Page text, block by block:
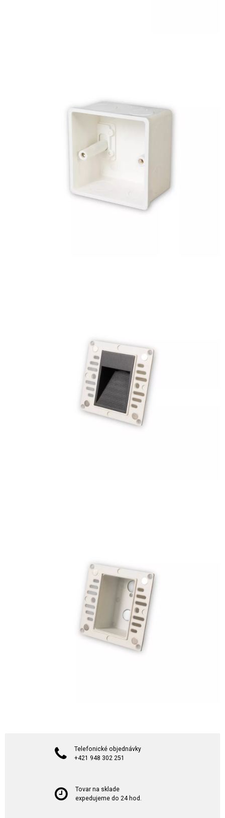
Telefonické objednávky
+421 948 302 251
Tovar na sklade
expedujeme do 24 hod.